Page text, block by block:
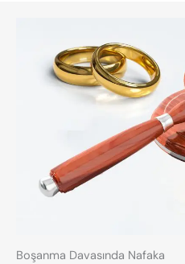
Boşanma Davasında Nafaka